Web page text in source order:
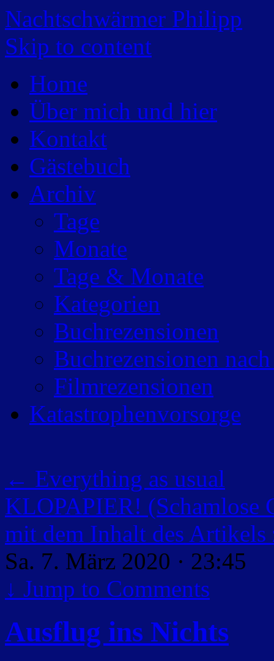
Nachtschwärmer Philipp
Skip to content
Home
Über mich und hier
Kontakt
Gästebuch
Archiv
Tage
Monate
Tage & Monate
Kategorien
Buchrezensionen
Buchrezensionen
Filmrezensionen
Katastrophenvorsorge
← Everything as usual
KLOPAPIER! (Schamlose
mit dem Inhalt des
Sa. 7. März 2020 · 23:45
↓ Jump to Comments
Ausflug ins Nichts